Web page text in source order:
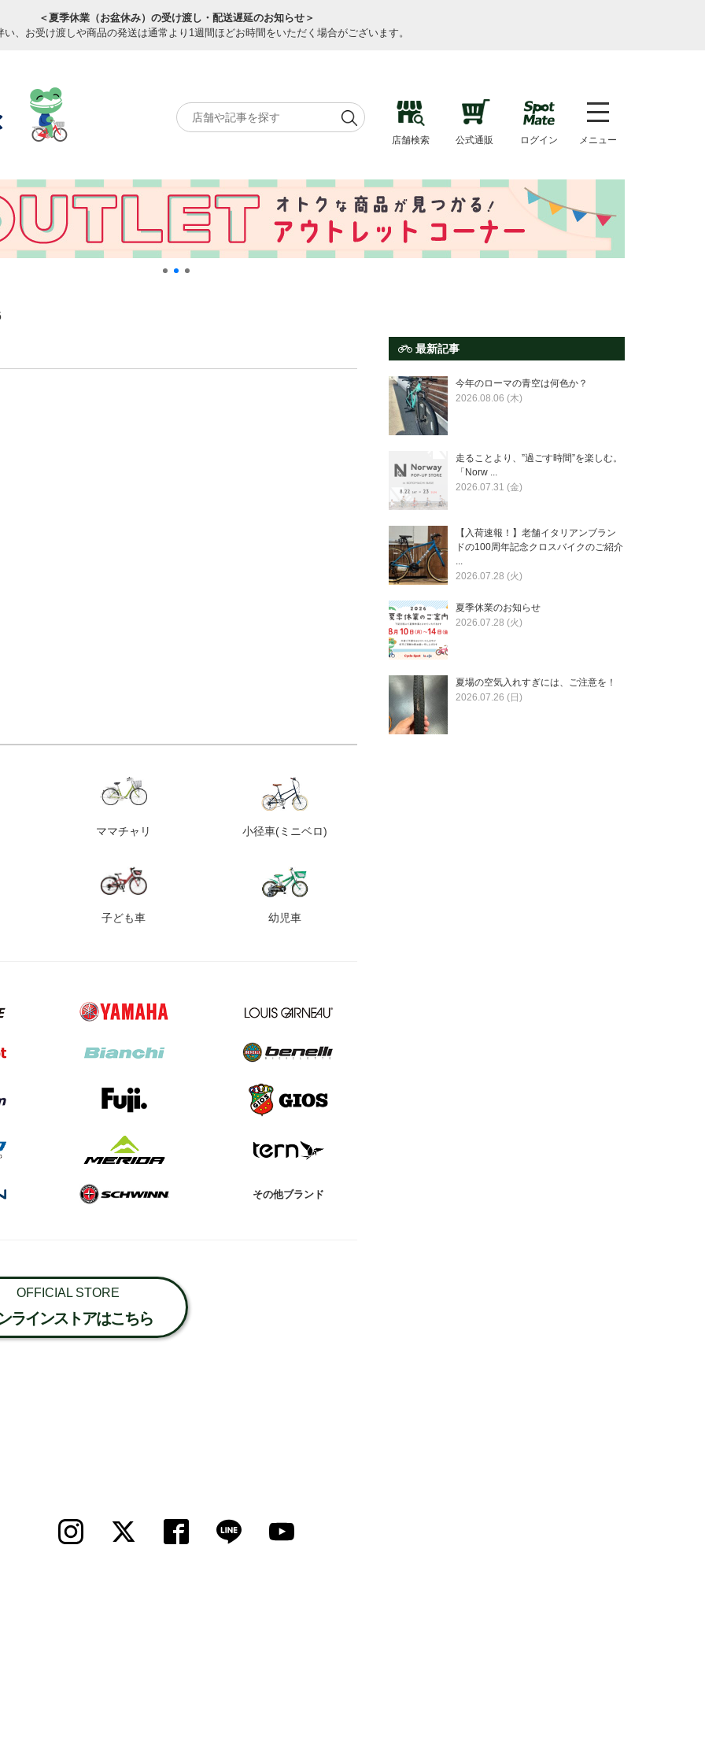
＜夏季休業（お盆休み）の受け渡し・配送遅延のお知らせ＞
い、お受け渡しや商品の発送は通常より1週間ほどお時間をいただく場合がございます。
店舗検索 公式通販 ログイン メニュー
ママチャリ 小径車(ミニベロ)
子ども車 幼児車
その他ブランド
OFFICIAL STORE
ラインストアはこちら
最新記事
今年のローマの青空は何色か？
2026.08.06 (木)
走ることより、”過ごす時間”を楽しむ。
「Norw ...
2026.07.31 (金)
【入荷速報！】老舗イタリアンブラン
ドの100周年記念クロスバイクのご紹介
...
2026.07.28 (火)
夏季休業のお知らせ
2026.07.28 (火)
夏場の空気入れすぎには、ご注意を！
2026.07.26 (日)